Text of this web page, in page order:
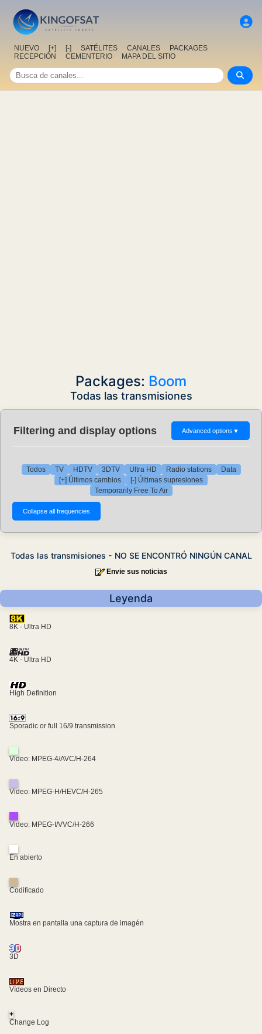
NUEVO [+] [-] SATÉLITES CANALES
PACKAGES
RECEPCIÓN
CEMENTERIO MAPA DEL SITIO
Packages: Boom
Todas las transmisiones
Filtering and display options Advanced options ▼
Todos TV HDTV 3DTV Ultra HD Radio stations
Data
[+] Últimos cambios
[-] Últimas supresiones
Temporarily Free To Air
Todas las transmisiones - NO SE ENCONTRÓ NINGÚN CANAL
Envie sus noticias
Leyenda
8K - Ultra HD
4K - Ultra HD
High Definition
Sporadic or full 16/9 transmission
Video: MPEG-4/AVC/H-264
Video: MPEG-H/HEVC/H-265
Video: MPEG-I/VVC/H-266
En abierto
Codificado
Mostra en pantalla una captura de imagén
3D
Vídeos en Directo
+
Change Log